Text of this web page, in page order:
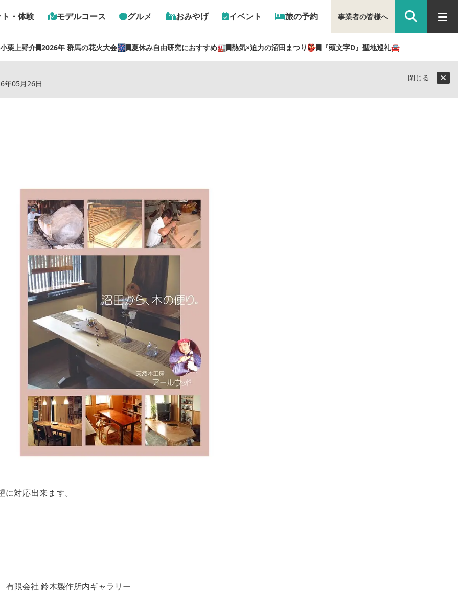
・体験 モデルコース グルメ おみやげ イベント 旅の予約
栗上野介 2026年 群馬の花火大会🎆 夏休み自由研究におすすめ🏭 熱気×迫力の沼田まつり👺 『頭文字D』聖地巡礼🚘
事業者の皆様へ
年05月26日
閉じる
対応出来ます。
有限会社 鈴木製作所内ギャラリー